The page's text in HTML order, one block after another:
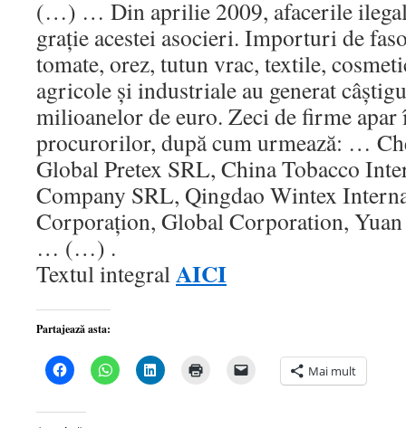
(…) … Din aprilie 2009, afacerile
graţie acestei asocieri. Importuri de
tomate, orez, tutun vrac, textile,
agricole şi industriale au generat
milioanelor de euro. Zeci de firme apar
procurorilor, după cum urmează: …
Global Pretex SRL, China Tobacco
Company SRL, Qingdao Wintex
Corporaţion, Global Corporation,
… (…) .
Textul integralAICI
Partajează asta:
Dă
clic
partaja
Dă
clic
Dă
clic
pentru
Mai mult